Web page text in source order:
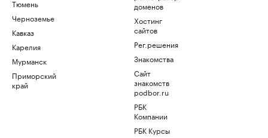
Тюмень
Черноземье
Кавказ
Карелия
Мурманск
Приморский
край
доменов
Хостинг
сайтов
Рег.решения
Знакомства
Сайт
знакомств
podbor.ru
РБК
Компании
РБК Курсы